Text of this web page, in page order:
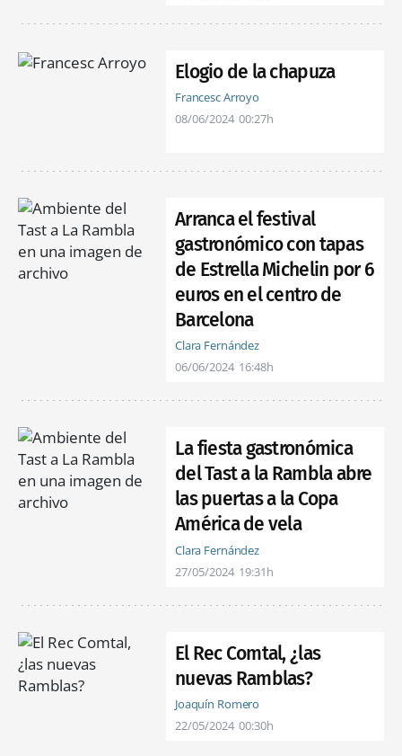
Elogio de la chapuza
Francesc Arroyo
08/06/2024 00:27h
Arranca el festival
gastronómico con tapas
de Estrella Michelin por 6
euros en el centro de
Barcelona
Clara Fernández
06/06/2024 16:48h
La fiesta gastronómica
del Tast a la Rambla abre
las puertas a la Copa
América de vela
Clara Fernández
27/05/2024 19:31h
El Rec Comtal, ¿las
nuevas Ramblas?
Joaquín Romero
22/05/2024 00:30h